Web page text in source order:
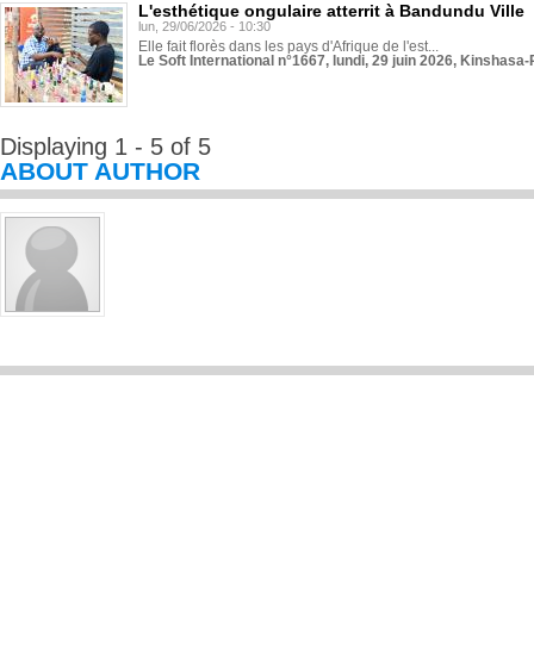
L'esthétique ongulaire atterrit à Bandundu Ville
lun, 29/06/2026 - 10:30
Elle fait florès dans les pays d'Afrique de l'est...
Le Soft International n°1667, lundi, 29 juin 2026,
Displaying 1 - 5 of 5
ABOUT AUTHOR